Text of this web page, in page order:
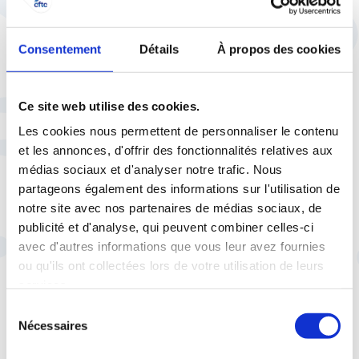
Consentement Détails À propos des cookies
Ce site web utilise des cookies.
Les cookies nous permettent de personnaliser le contenu
et les annonces, d'offrir des fonctionnalités relatives aux
médias sociaux et d'analyser notre trafic. Nous
partageons également des informations sur l'utilisation de
notre site avec nos partenaires de médias sociaux, de
publicité et d'analyse, qui peuvent combiner celles-ci
avec d'autres informations que vous leur avez fournies
ou qu'ils ont collectées lors de votre utilisation de leurs
Nécessaires
conseils)
tourisme/voyage, culture, loisirs et sport
principalement
reconnaissant l’utilité d’une sécurisation
juridique des pratiques actuelles, la CFTC
demande qu’une concertation soit menée en
se donnant les moyens d’une expertise
préalable.
*PLFSS 2019 (projet de loi de financement de
la sécurité sociale pour 2019)
Au lieu de réformer dans la